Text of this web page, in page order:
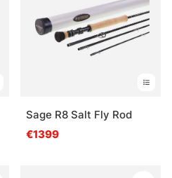
Sage R8 Salt Fly Rod
€1399